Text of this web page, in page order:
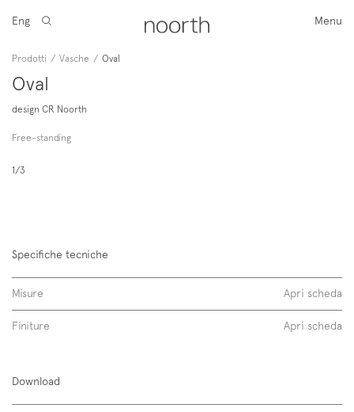
Menu
Eng
Prodotti / Vasche / Oval
Oval
design CR Noorth
Free-standing
1/3
Specifiche tecniche
Misure Apri scheda
Finiture Apri scheda
sintetici
Download